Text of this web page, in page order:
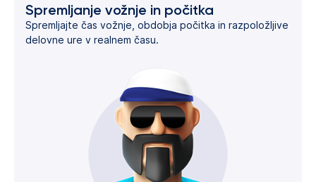
Spremljanje vožnje in počitka
Spremljajte čas vožnje, obdobja počitka in razpoložljive
delovne ure v realnem času.